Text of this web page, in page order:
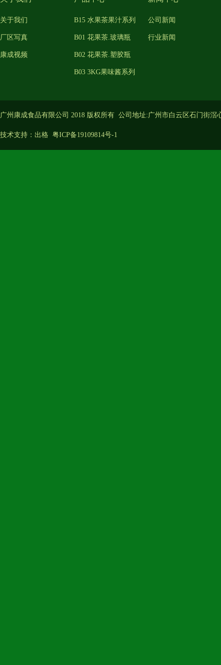
关于我们
厂区写真
康成视频
B15 水果茶果汁系列
B01 花果茶.玻璃瓶
B02 花果茶.塑胶瓶
B03 3KG果味酱系列
公司新闻
行业新闻
广州康成食品有限公司 2018 版权所有 公司地址:广州市白云区石门街滘
技术支持： 出格 粤ICP备19109814号-1